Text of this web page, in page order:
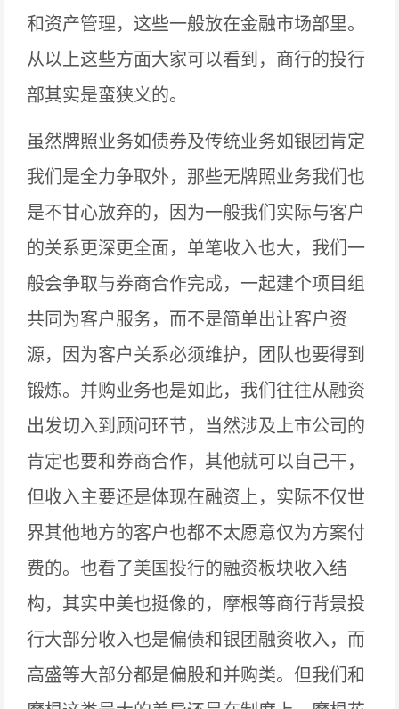
和资产管理，这些一般放在金融市场部里。
从以上这些方面大家可以看到，商行的投行
部其实是蛮狭义的。
虽然牌照业务如债券及传统业务如银团肯定
我们是全力争取外，那些无牌照业务我们也
是不甘心放弃的，因为一般我们实际与客户
的关系更深更全面，单笔收入也大，我们一
般会争取与券商合作完成，一起建个项目组
共同为客户服务，而不是简单出让客户资
源，因为客户关系必须维护，团队也要得到
锻炼。并购业务也是如此，我们往往从融资
出发切入到顾问环节，当然涉及上市公司的
肯定也要和券商合作，其他就可以自己干，
但收入主要还是体现在融资上，实际不仅世
界其他地方的客户也都不太愿意仅为方案付
费的。也看了美国投行的融资板块收入结
构，其实中美也挺像的，摩根等商行背景投
行大部分收入也是偏债和银团融资收入，而
高盛等大部分都是偏股和并购类。但我们和